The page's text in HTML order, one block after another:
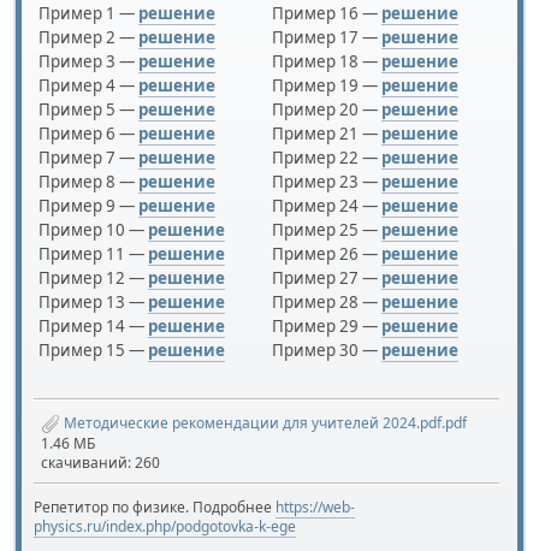
Пример 1 — решение Пример 16 — решение
Пример 2 — решение Пример 17 — решение
Пример 3 — решение Пример 18 — решение
Пример 4 — решение Пример 19 — решение
Пример 5 — решение Пример 20 — решение
Пример 6 — решение Пример 21 — решение
Пример 7 — решение Пример 22 — решение
Пример 8 — решение Пример 23 — решение
Пример 9 — решение Пример 24 — решение
Пример 10 — решение Пример 25 — решение
Пример 11 — решение Пример 26 — решение
Пример 12 — решение Пример 27 — решение
Пример 13 — решение Пример 28 — решение
Пример 14 — решение Пример 29 — решение
Пример 15 — решение Пример 30 — решение
Методические рекомендации для учителей 2024.pdf.pdf
1.46 МБ
скачиваний: 260
Репетитор по физике. Подробнее https://web-
physics.ru/index.php/podgotovka-k-ege